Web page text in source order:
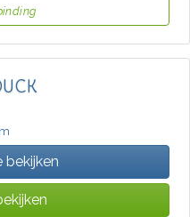
bekijken